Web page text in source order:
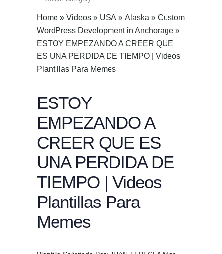
Home » Videos » USA » Alaska » Custom
WordPress Development in Anchorage »
ESTOY EMPEZANDO A CREER QUE
ES UNA PERDIDA DE TIEMPO | Videos
Plantillas Para Memes
ESTOY
EMPEZANDO A
CREER QUE ES
UNA PERDIDA DE
TIEMPO | Videos
Plantillas Para
Memes